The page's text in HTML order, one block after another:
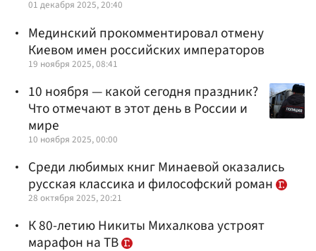
01 декабря 2025, 20:40
Мединский прокомментировал отмену
Киевом имен российских императоров
19 ноября 2025, 08:41
10 ноября — какой сегодня праздник?
Что отмечают в этот день в России и
мире
10 ноября 2025, 00:00
Среди любимых книг Минаевой оказались
русская классика и философский роман
28 октября 2025, 20:21
К 80-летию Никиты Михалкова устроят
марафон на ТВ